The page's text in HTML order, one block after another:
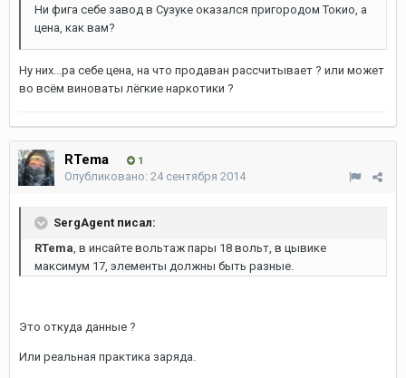
Ни фига себе завод в Сузуке оказался пригородом Токио, а
цена, как вам?
Ну них...ра себе цена, на что продаван рассчитывает ? или может
во всём виноваты лёгкие наркотики ?
RTema 1
Опубликовано: 24 сентября 2014
SergAgent писал:
RTema, в инсайте вольтаж пары 18 вольт, в цывике
максимум 17, элементы должны быть разные.
Это откуда данные ?
Или реальная практика заряда.